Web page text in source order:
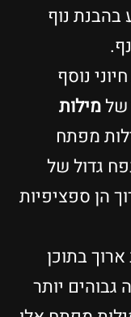
בהבנת נוף
נוסף
שלמילות
מפתח
גדול של
הן ספציפיות
בתוכן
גבוהים יותר